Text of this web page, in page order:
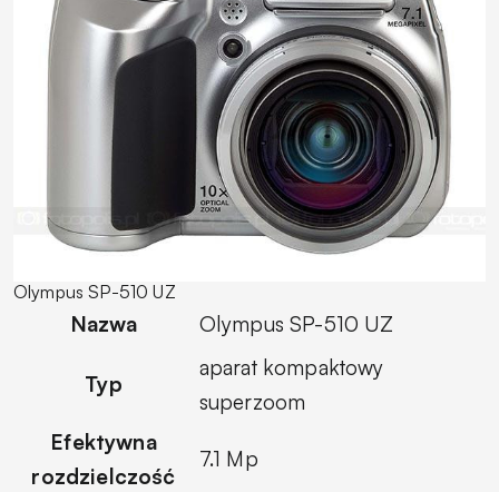
Olympus SP-510 UZ
Nazwa Olympus SP-510 UZ
Typ
aparat kompaktowy
superzoom
Efektywna
rozdzielczość
7.1 Mp